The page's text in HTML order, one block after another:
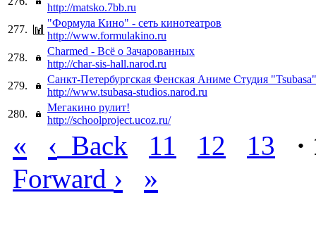
http://matsko.7bb.ru
277.
"Формула Кино" - сеть кинотеатров
http://www.formulakino.ru
278.
Charmed - Всё о Зачарованных
http://char-sis-hall.narod.ru
279.
Санкт-Петербургская Фенская Аниме Студия "Tsubasa"
http://www.tsubasa-studios.narod.ru
280.
Мегакино рулит!
http://schoolproject.ucoz.ru/
« ‹ Back 11 12 13
·
Forward › »